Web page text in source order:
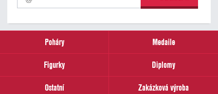
odběr
našich
email
Poháry
Medaile
Figurky
Diplomy
Ostatní
Zakázková výroba